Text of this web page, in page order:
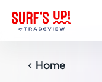
 Home